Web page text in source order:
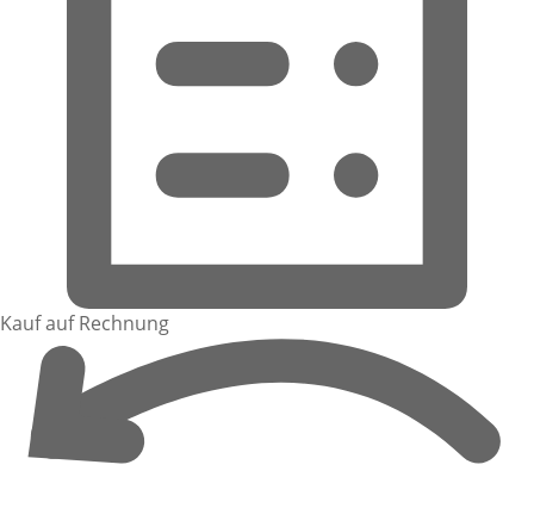
Kauf auf Rechnung